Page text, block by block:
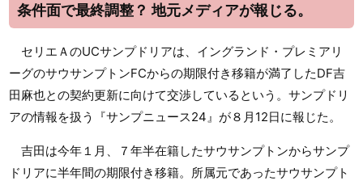
条件面で最終調整？ 地元メディアが報じる。
セリエＡのUCサンプドリアは、イングランド・プレミアリ
ーグのサウサンプトンFCからの期限付き移籍が満了したDF吉
田麻也との契約更新に向けて交渉しているという。サンプドリ
アの情報を扱う『サンプニュース24』が８月12日に報じた。
吉田は今年１月、７年半在籍したサウサンプトンからサンプ
ドリアに半年間の期限付き移籍。所属元であったサウサンプト